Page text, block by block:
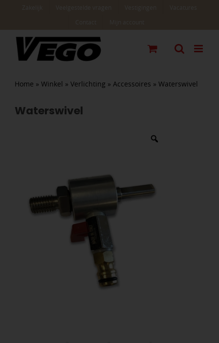
Home » Winkel » Verlichting » Accessoires » Waterswivel
Waterswivel